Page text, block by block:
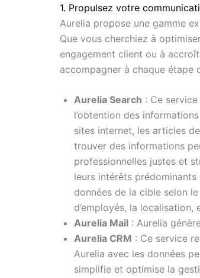
1. Propulsez votre
Aurelia propose une gamme
Que vous cherchiez à
engagement client ou à
accompagner à chaque étape
Aurelia Search : Ce
l’obtention des
sites internet, les articles
trouver des informations
professionnelles justes et
leurs intérêts
données de la cible selon
d’employés, la localisation,
Aurelia Mail : Aurelia
Aurelia CRM : Ce service
Aurelia avec les données
simplifie et optimise la